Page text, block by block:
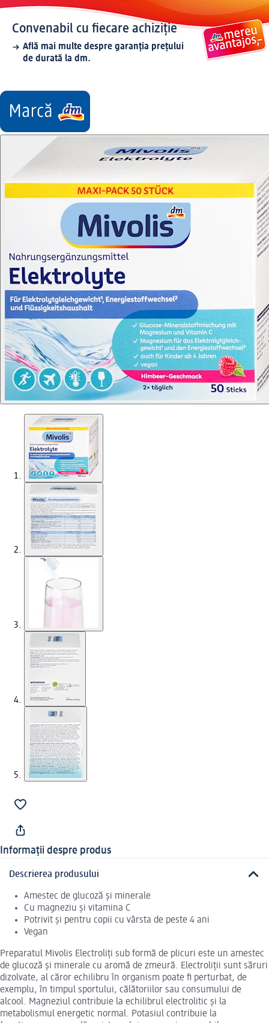
Convenabil cu fiecare achiziție
Află mai multe despre garanția prețului
de durată la dm.
Informații despre produs
Descrierea produsului
Amestec de glucoză și minerale
Cu magneziu și vitamina C
Potrivit și pentru copii cu vârsta de peste 4 ani
Vegan
Preparatul Mivolis Electroliți sub formă de plicuri este un amestec
de glucoză și minerale cu aromă de zmeură. Electroliții sunt săruri
dizolvate, al căror echilibru în organism poate fi perturbat, de
exemplu, în timpul sportului, călătoriilor sau consumului de
alcool. Magneziul contribuie la echilibrul electrolitic și la
metabolismul energetic normal. Potasiul contribuie la